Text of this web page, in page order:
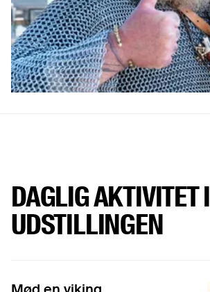
DAGLIG AKTIVITET I
UDSTILLINGEN